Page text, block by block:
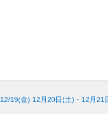
12/19(金) 12月20日(土)・12月21